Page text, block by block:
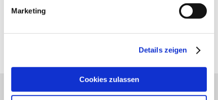
Marketing
Details zeigen
Cookies zulassen
Starten Sie in Nierstein-Schwabsburg in Richtung
Nierstein...
Unser Servicekontakt: